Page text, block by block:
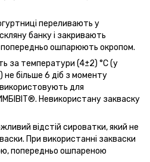
переливають у
банку і закривають
ошпарюють окропом.
за температури (4±2) °С (у
більше 6 діб з моменту
використовують для
Невикористану закваску
відстій сироватки, який не
При використанні закваски
попередньо ошпареною